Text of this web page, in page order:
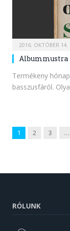
2016. OKTÓBER 14.
Albummustra
Termékeny
basszusfáról.
1 2 3 …
RÓLUNK